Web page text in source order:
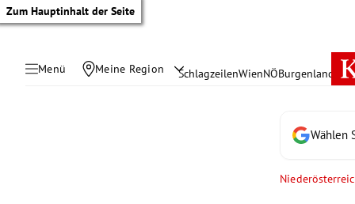
Zum Hauptinhalt der Seite
Menü Meine Region SchlagzeilenWienNÖBurgenland
Wählen